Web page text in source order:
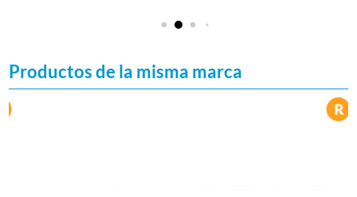
Productos de la misma marca